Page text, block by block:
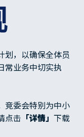
划，以确保全体员
常业务中切实执
竞委会特别为中小
点击 「详情」 下载